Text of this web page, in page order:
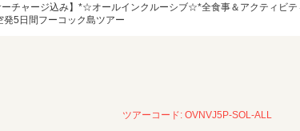
ーチャージ込み】*☆オールインクルーシブ☆*全食事＆アクティビ
5日間フーコック島ツアー
ツアーコード: OVNVJ5P-SOL-ALL